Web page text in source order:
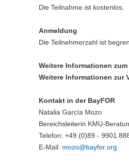
Die Teilnahme ist kostenlos.
Anmeldung
Die Teilnehmerzahl ist
Weitere Informationen
Weitere Informationen zur
Kontakt in der BayFOR
Natalia García Mozo
Bereichsleiterin KMU-
Telefon: +49 (0)89 - 9901
E-Mail: mozo@bayfor.org